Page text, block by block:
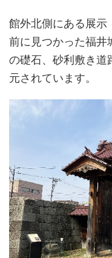
館外北側にある展示
前に見つかった福井
の礎石、砂利敷き道
元されています。